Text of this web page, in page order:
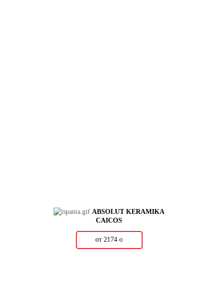
ABSOLUT KERAMIKA
CAICOS
от 2174 о